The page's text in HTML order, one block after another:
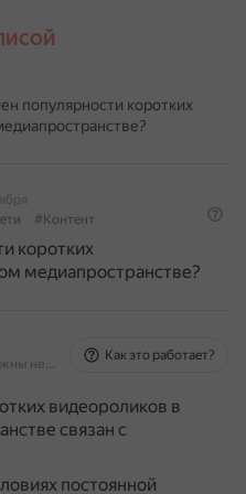
популярности коротких
#Контент
коротких
медиапространстве?
На основе источников, возможны неточности
Как это работает?
видеороликов в
связан с
постоянной